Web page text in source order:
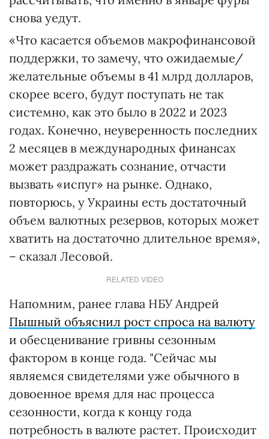
снова уедут.
«Что касается объемов макрофинансовой
поддержки, то замечу, что ожидаемые/
желательные объемы в 41 млрд долларов,
скорее всего, будут поступать не так
системно, как это было в 2022 и 2023
годах. Конечно, неуверенность последних
2 месяцев в международных финансах
может раздражать сознание, отчасти
вызвать «испуг» на рынке. Однако,
повторюсь, у Украины есть достаточный
объем валютных резервов, которых может
хватить на достаточно длительное время»,
– сказал Лесовой.
RELATED VIDEO
Напомним, ранее глава НБУ Андрей
Пышный объяснил рост спроса на валюту
и обесценивание гривны сезонным
фактором в конце года. "Сейчас мы
являемся свидетелями уже обычного в
довоенное время для нас процесса
сезонности, когда к концу года
потребность в валюте растет. Происходит